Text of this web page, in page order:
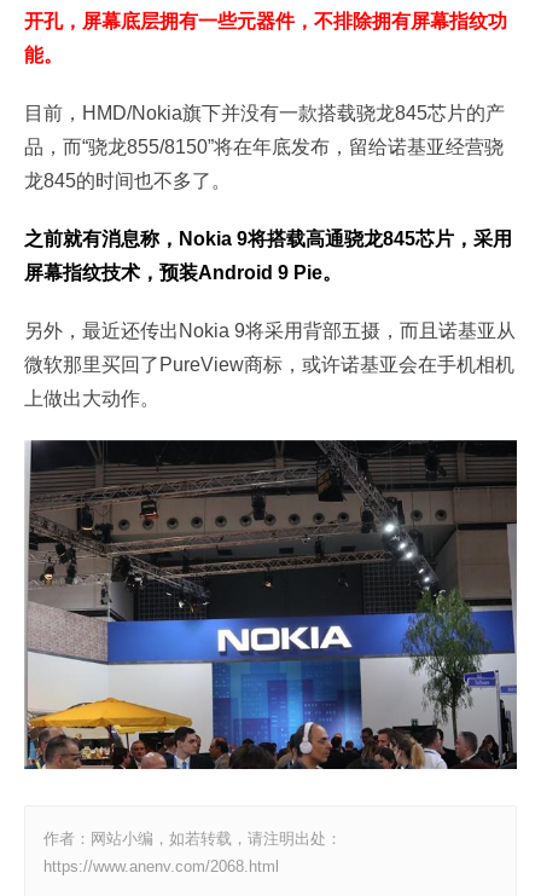
开孔，屏幕底层拥有一些元器件，不排除拥有屏幕指纹功
能。
目前，HMD/Nokia旗下并没有一款搭载骁龙845芯片的产
品，而“骁龙855/8150”将在年底发布，留给诺基亚经营骁
龙845的时间也不多了。
之前就有消息称，Nokia 9将搭载高通骁龙845芯片，采用
屏幕指纹技术，预装Android 9 Pie。
另外，最近还传出Nokia 9将采用背部五摄，而且诺基亚从
微软那里买回了PureView商标，或许诺基亚会在手机相机
上做出大动作。
作者：网站小编，如若转载，请注明出处：
https://www.anenv.com/2068.html